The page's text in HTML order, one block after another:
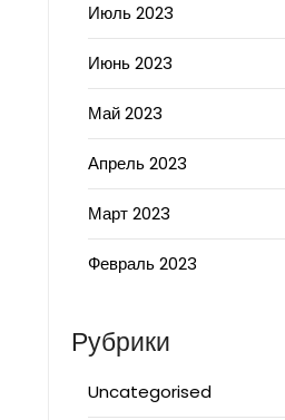
Июль 2023
Июнь 2023
Май 2023
Апрель 2023
Март 2023
Февраль 2023
Рубрики
Uncategorised